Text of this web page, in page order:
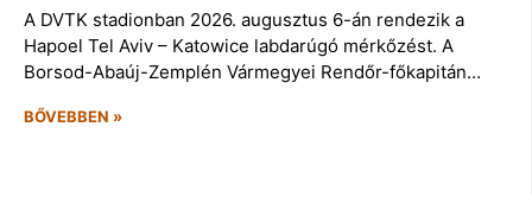
A DVTK stadionban 2026. augusztus 6-án rendezik a
Hapoel Tel Aviv – Katowice labdarúgó mérkőzést. A
Borsod-Abaúj-Zemplén Vármegyei Rendőr-főkapitán…
BŐVEBBEN »